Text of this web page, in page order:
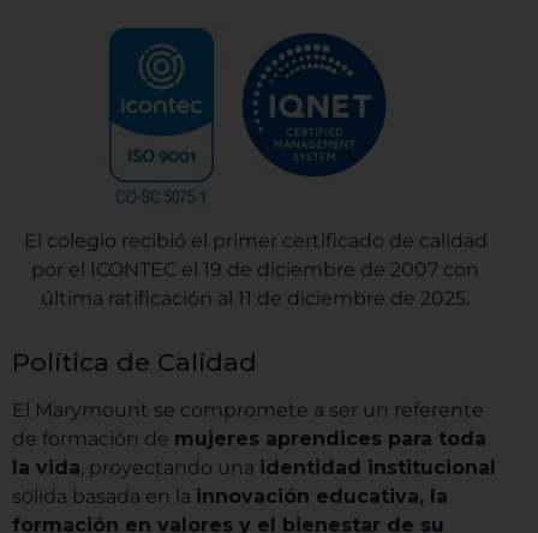
El colegio recibió el primer certificado de calidad
por el ICONTEC el 19 de diciembre de 2007 con
última ratificación al 11 de diciembre de 2025.
Política de Calidad
El Marymount se compromete a ser un referente
de formación de mujeres aprendices para toda
la vida , proyectando una identidad institucional
sólida basada en la innovación educativa, la
formación en valores y el bienestar de su